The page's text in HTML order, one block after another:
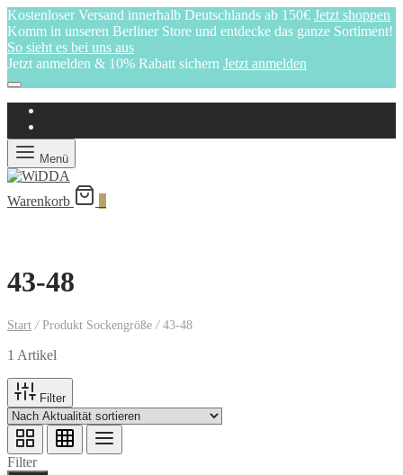
Kostenloser Versand innerhalb Deutschlands ab 150€ Jetzt shoppen
Komm in unseren Berliner Store und entdecke das ganze Sortiment!
So sieht es bei uns aus
Jetzt anmelden & 10% Rabatt sichern Jetzt anmelden
Menü
Warenkorb
43-48
Start /Produkt Sockengröße /43-48
1 Artikel
Filter
Filter